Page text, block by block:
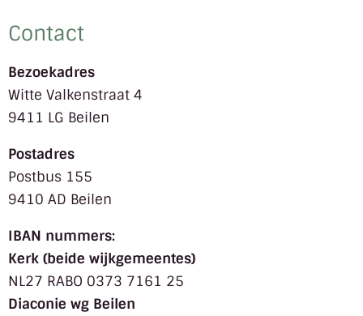
Contact
Bezoekadres
Witte Valkenstraat 4
9411 LG Beilen
Postadres
Postbus 155
9410 AD Beilen
IBAN nummers:
Kerk (beide wijkgemeentes)
NL27 RABO 0373 7161 25
Diaconie wg Beilen